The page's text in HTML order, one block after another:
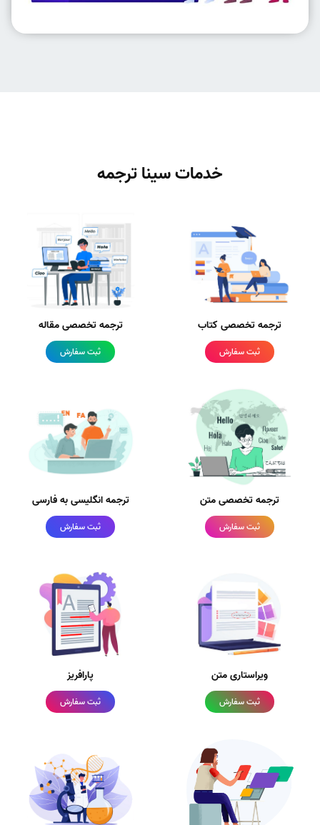
خدمات سینا ترجمه
ترجمه تخصصی کتاب
ثبت سفارش
ترجمه تخصصی مقاله
ثبت سفارش
ترجمه تخصصی متن
ثبت سفارش
ترجمه انگلیسی به فارسی
ثبت سفارش
ویراستاری متن
ثبت سفارش
پارافریز
ثبت سفارش